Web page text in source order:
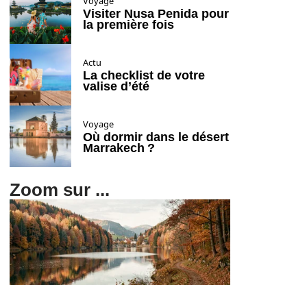
Visiter Nusa Penida pour
la première fois
Actu
La checklist de votre
valise d’été
Voyage
Où dormir dans le désert
Marrakech ?
Zoom sur ...